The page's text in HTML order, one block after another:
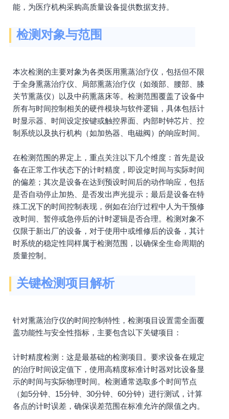
能，为医疗机构采购高质量设备提供数据支持。
检测对象与范围
本次检测的主要对象为各类医用熏蒸治疗仪，包括但不限
于全身熏蒸治疗仪、局部熏蒸治疗仪（如颈部、腰部、膝
关节熏蒸仪）以及中药熏蒸床等。检测范围覆盖了设备中
所有与时间控制相关的硬件模块与软件逻辑，具体包括计
时显示器、时间设定按键或触控界面、内部时钟芯片、控
制系统以及执行机构（如加热器、电磁阀）的响应时间。
在检测范围的界定上，重点关注以下几个维度：首先是设
备在正常工作状态下的计时精度，即设定时间与实际时间
的偏差；其次是设备在达到预设时间后的动作响应，包括
是否自动停止加热、是否发出声光提示；最后是设备在特
殊工况下的时间控制表现，例如在治疗过程中人为干预修
改时间、暂停或急停后的计时逻辑是否合理。检测对象不
仅限于新出厂的设备，对于使用中或维修后的设备，其计
时系统的稳定性同样属于检测范围，以确保全生命周期的
质量控制。
关键检测项目解析
针对熏蒸治疗仪的时间控制特性，检测项目设置需全面覆
盖功能性与安全性指标，主要包含以下关键项目：
计时精度检测：这是最基础的检测项目。要求设备在规定
的治疗时间设定值下，使用高精度标准计时器对比设备显
示的时间与实际物理时间。检测通常选取多个时间节点
（如5分钟、15分钟、30分钟、60分钟）进行测试，计算
各点的计时误差，确保误差范围在标准允许的限值之内。